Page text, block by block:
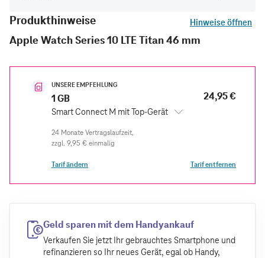
Produkthinweise
Hinweise öffnen
Apple Watch Series 10 LTE Titan 46 mm
UNSERE EMPFEHLUNG
1 GB
Smart Connect M mit Top-Gerät
24,95 €
zzgl. 9,95 € einmalig
Tarif ändern Tarif entfernen
Geld sparen mit dem Handyankauf
Verkaufen Sie jetzt Ihr gebrauchtes Smartphone und
refinanzieren so Ihr neues Gerät, egal ob Handy,